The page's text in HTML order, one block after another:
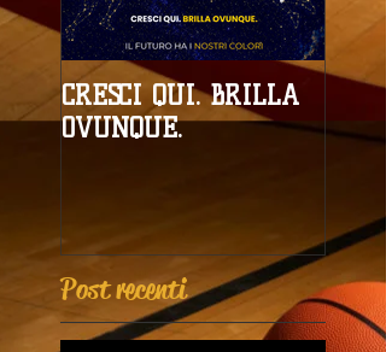
CRESCI QUI. BRILLA
OVUNQUE.
Post recenti